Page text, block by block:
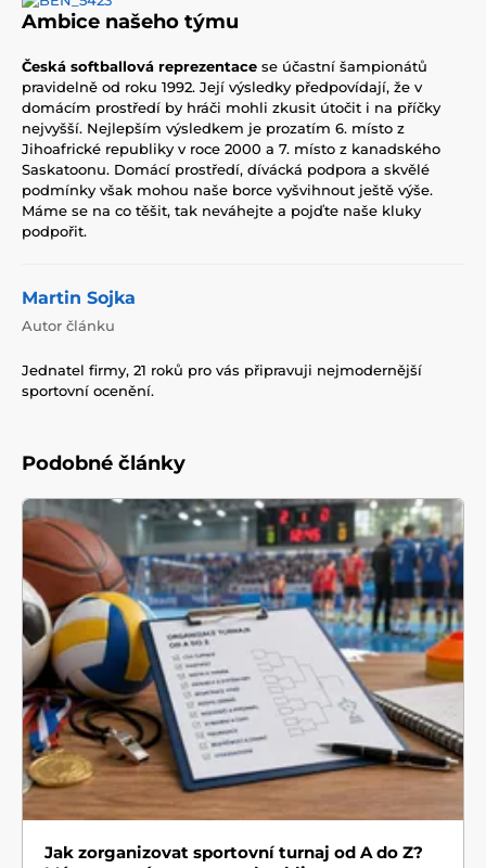
Ambice našeho týmu
Česká softballová reprezentace se účastní šampionátů
pravidelně od roku 1992. Její výsledky předpovídají, že v
domácím prostředí by hráči mohli zkusit útočit i na příčky
nejvyšší. Nejlepším výsledkem je prozatím 6. místo z
Jihoafrické republiky v roce 2000 a 7. místo z kanadského
Saskatoonu. Domácí prostředí, dívácká podpora a skvělé
podmínky však mohou naše borce vyšvihnout ještě výše.
Máme se na co těšit, tak neváhejte a pojďte naše kluky
podpořit.
Martin Sojka
Autor článku
Jednatel firmy, 21 roků pro vás připravuji nejmodernější
sportovní ocenění.
Podobné články
Jak zorganizovat sportovní turnaj od A do Z?